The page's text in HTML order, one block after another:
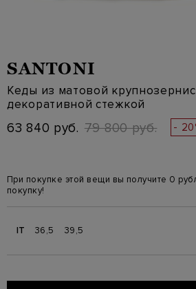
SANTONI
Кеды из матовой
декоративной стежкой
63 840 руб. 79 800 руб. -
При покупке этой вещи вы получите 0
покупку!
IT 36,5 39,5